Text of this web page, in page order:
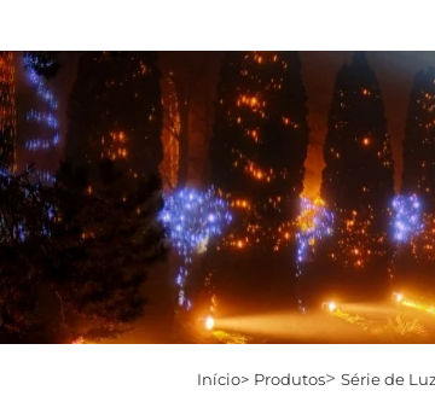
Início> Produtos> Série de